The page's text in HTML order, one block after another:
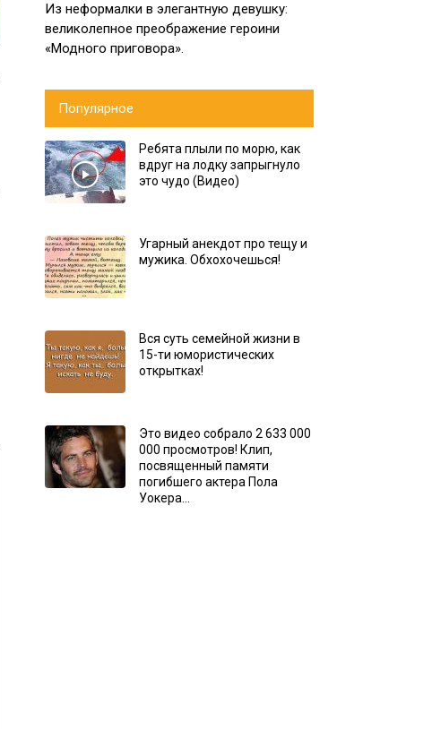
Из неформалки в элегантную девушку:
великолепное преображение героини
«Модного приговора».
Популярное
Ребята плыли по морю, как
вдруг на лодку запрыгнуло
это чудо (Видео)
Угарный анекдот про тещу и
мужика. Обхохочешься!
Вся суть семейной жизни в
15-ти юмористических
открытках!
Это видео собрало 2 633 000
000 просмотров! Клип,
посвященный памяти
погибшего актера Пола
Уокера…